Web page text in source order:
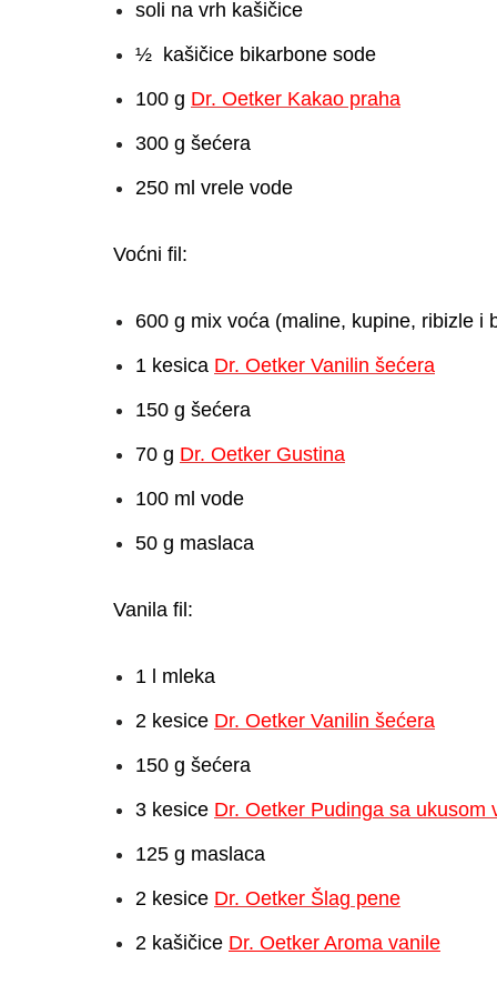
soli na vrh kašičice
½ kašičice bikarbone sode
100 g Dr. Oetker Kakao praha
300 g šećera
250 ml vrele vode
Voćni fil:
600 g mix voća (maline, kupine, ribizle i
1 kesica Dr. Oetker Vanilin šećera
150 g šećera
70 g Dr. Oetker Gustina
100 ml vode
50 g maslaca
Vanila fil:
1 l mleka
2 kesice Dr. Oetker Vanilin šećera
150 g šećera
3 kesice Dr. Oetker Pudinga sa ukusom
125 g maslaca
2 kesice Dr. Oetker Šlag pene
2 kašičice Dr. Oetker Aroma vanile